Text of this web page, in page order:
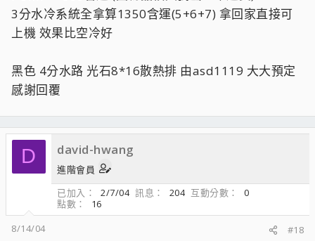
3分水冷系統全拿算1350含運(5+6+7) 拿回家直接可
上機 效果比空冷好
黑色 4分水路 光石8*16散熱排 由asd1119 大大預定
感謝回覆
D david-hwang
進階會員
已加入
2/7/04 訊息 204 互動分數
0
點數
16
8/14/04
#18